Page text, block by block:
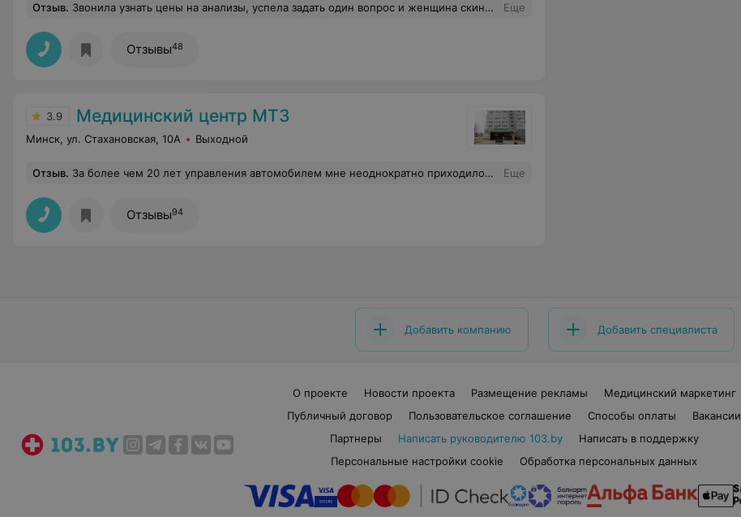
Отзыв. Звонила узнать цены на анализы, успела задать один вопрос и женщина скинула трубку. Это при том, что ожидание составило 7-10 минут! Разве так делается? Еще
Отзывы48
3.9 Медицинский центр МТЗ
Минск, ул. Стахановская, 10А Выходной
Отзыв. За более чем 20 лет управления автомобилем мне неоднократно приходилось проходить водительскую комиссию в разных медицинских учреждениях г Минска. Визит к врачу - это головная боль, а на медкомиссию, к нескольким -это мигрень. Тем приятнее для меня было получение необходимой справки в поликлинике при минском МТЗ. Меня встретили в атмосфере доброжелательсности, внимания, начиная от сотрудников гардероба и кончая председателем комиссии ( К.в. Скриган). Документы оперативно принимает милая секретарь комиссии Л.В.Тяглик и передаёт специалистам. Они внимательны и профессиональны. Зрение мне проверили на современной аппаратуре, как будто перед операцией. Под кабинетами не нужно сидеть (если вы заказали время заранее). И все врачи улыбаются, как будто они получили премию в размере годовой зарплаты, чего я им от всей души делаю. С наступающим рождеством и Новым годом. Элеонора Еще
Отзывы94
Добавить компанию Добавить специалиста
О проекте Новости проекта Размещение рекламы
Медицинский маркетинг
Публичный договор
Пользовательское соглашение Способы оплаты
Вакансии
Партнеры
Написать руководителю 103.by
Написать в поддержку
Персональные настройки cookie
Обработка персональных данных